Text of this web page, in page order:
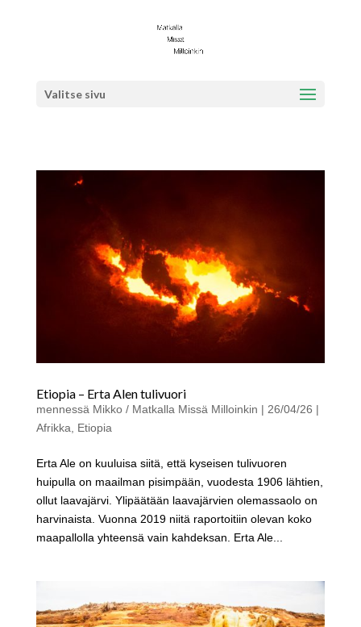
Valitse sivu
Etiopia – Erta Alen tulivuori
mennessä Mikko / Matkalla Missä Milloinkin | 26/04/26 |
Afrikka
Etiopia
Erta Ale on kuuluisa siitä, että kyseisen tulivuoren
huipulla on maailman pisimpään, vuodesta 1906 lähtien,
ollut laavajärvi. Ylipäätään laavajärvien olemassaolo on
harvinaista. Vuonna 2019 niitä raportoitiin olevan koko
maapallolla yhteensä vain kahdeksan. Erta Ale...